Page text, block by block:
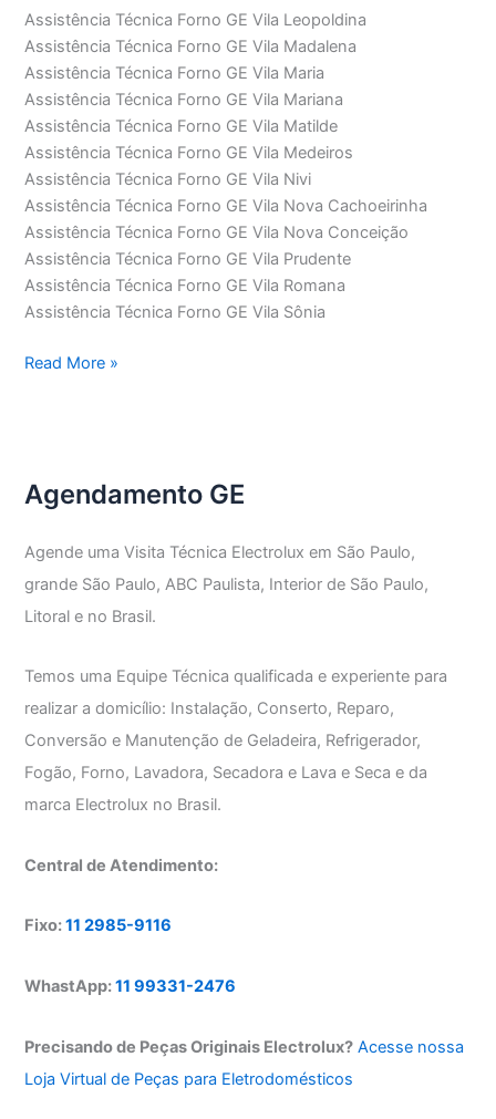
Assistência Técnica Forno GE Vila Leopoldina
Assistência Técnica Forno GE Vila Madalena
Assistência Técnica Forno GE Vila Maria
Assistência Técnica Forno GE Vila Mariana
Assistência Técnica Forno GE Vila Matilde
Assistência Técnica Forno GE Vila Medeiros
Assistência Técnica Forno GE Vila Nivi
Assistência Técnica Forno GE Vila Nova Cachoeirinha
Assistência Técnica Forno GE Vila Nova Conceição
Assistência Técnica Forno GE Vila Prudente
Assistência Técnica Forno GE Vila Romana
Assistência Técnica Forno GE Vila Sônia
Assistência
Read More »
Agendamento GE
Agende uma Visita Técnica Electrolux em São Paulo,
grande São Paulo, ABC Paulista, Interior de São Paulo,
Litoral e no Brasil.
Temos uma Equipe Técnica qualificada e experiente para
realizar a domicílio: Instalação, Conserto, Reparo,
Conversão e Manutenção de Geladeira, Refrigerador,
Fogão, Forno, Lavadora, Secadora e Lava e Seca e da
marca Electrolux no Brasil.
Central de Atendimento:
Fixo:11 2985-9116
WhastApp:11 99331-2476
Precisando de Peças Originais Electrolux? Acesse nossa
Loja Virtual de Peças para Eletrodomésticos